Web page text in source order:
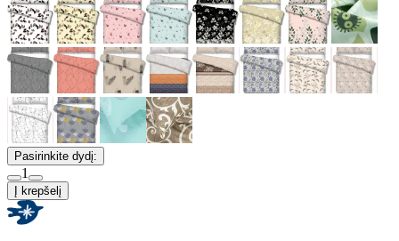
Pasirinkite dydį:
1
Į krepšelį